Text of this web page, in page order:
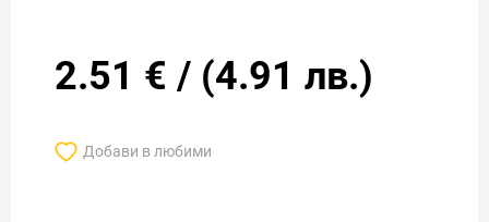
2.51 € / (4.91 лв.)
Добави в любими